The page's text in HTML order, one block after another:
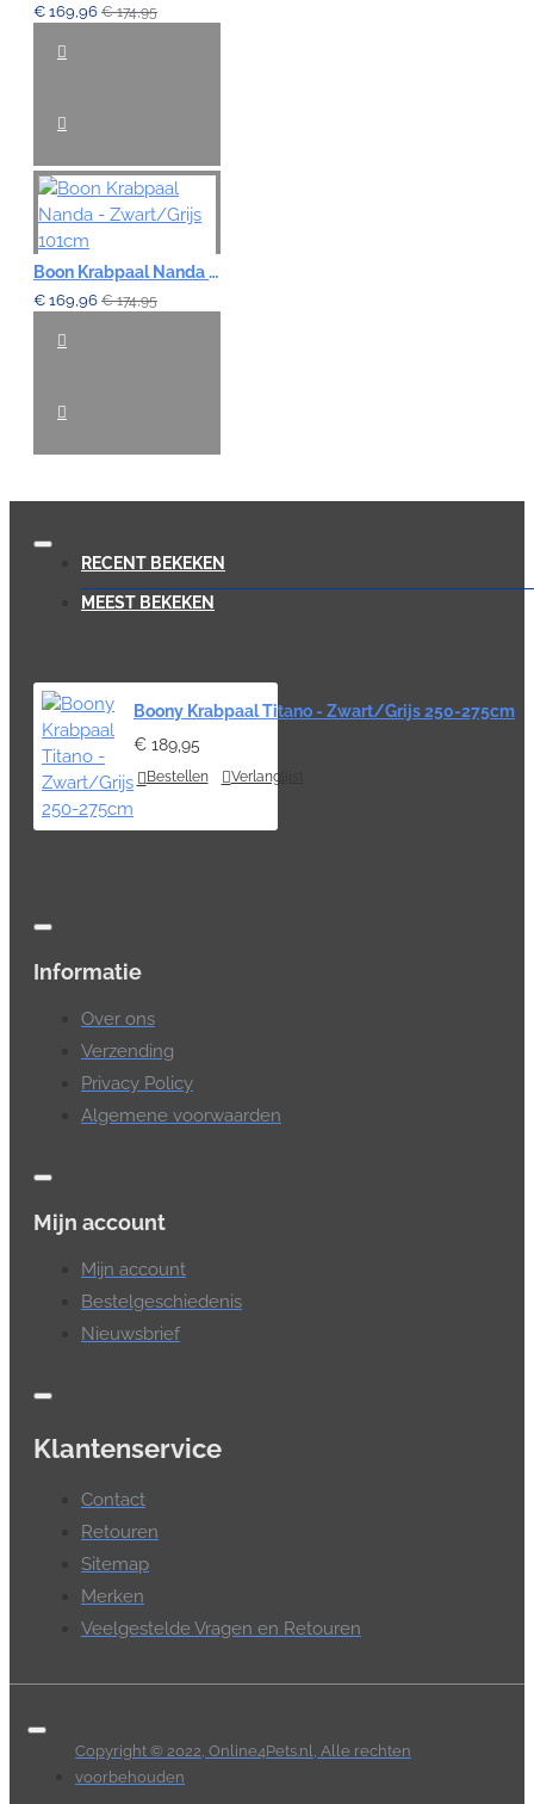
€ 169,96 € 174,95
Boon Krabpaal Nanda - Zwart/Grijs 101cm
€ 169,96 € 174,95
RECENT BEKEKEN
MEEST BEKEKEN
Boony Krabpaal Titano - Zwart/Grijs 250-275cm
€ 189,95
Bestellen Verlanglijst
Informatie
Over ons
Verzending
Privacy Policy
Algemene voorwaarden
Mijn account
Mijn account
Bestelgeschiedenis
Nieuwsbrief
Klantenservice
Contact
Retouren
Sitemap
Merken
Veelgestelde Vragen en Retouren
Copyright © 2022, Online4Pets.nl, Alle rechten
voorbehouden